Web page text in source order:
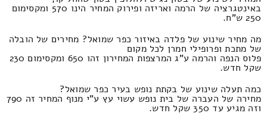
באינטגרציה של הרמה ואריזה ופירוק המחיר הינו 570 ומקסימום
250 ש"ח.
מה מחיר שינוע של פלדה באיזור כפר שמואל? מחירים של הובלה
של מתכת ופרופילי חמרן לכל מקום
פלוס הנפה והרמה ע"ג המרצפות המחירון זהו 650 ומקסימום 230
שקל חדש.
כמה תעלה שינוע של בקתת נופש בעיר כפר שמואל?
מחירה של העברה של בית נופש עשוי עץ ע"י מנוף המחיר זה 790
וזה מגיע עד 350 שקל חדש.